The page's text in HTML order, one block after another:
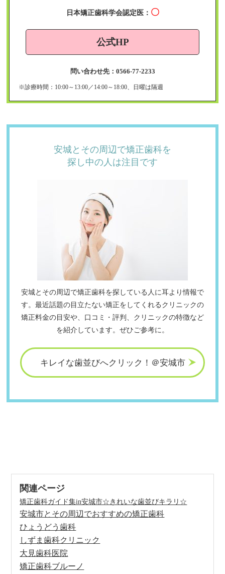
日本矯正歯科学会認定医： 〇
公式HP
問い合わせ先：0566-77-2233
※診療時間：10:00～13:00／14:00～18:00、日曜は隔週
安城とその周辺で矯正歯科を
探し中の人は注目です
安城とその周辺で矯正歯科を探している人に耳より情報で
す。最近話題の目立たない矯正をしてくれるクリニックの
矯正料金の目安や、口コミ・評判、クリニックの特徴など
を紹介しています。ぜひご参考に。
キレイな歯並びへクリック！ ＠安城市
関連ページ
矯正歯科ガイド集in安城市☆きれいな歯並びキラリ☆
安城市とその周辺でおすすめの矯正歯科
ひょうどう歯科
しずま歯科クリニック
大見歯科医院
矯正歯科ブルーノ